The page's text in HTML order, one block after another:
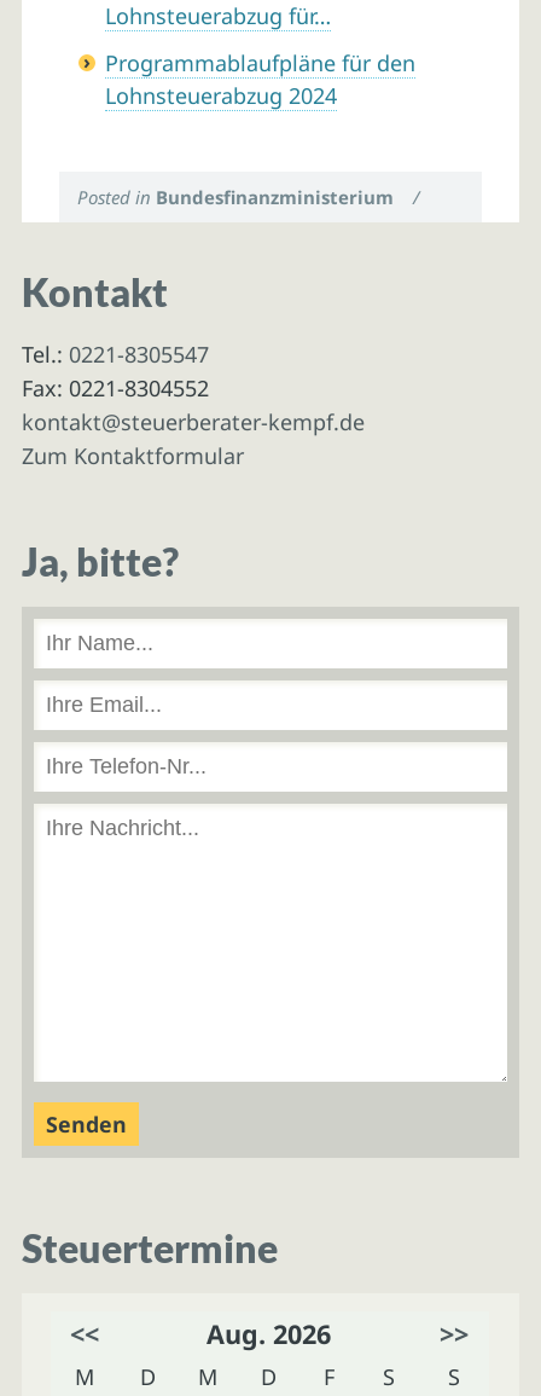
Lohnsteuerabzug für…
Programmablaufpläne für den
Lohnsteuerabzug 2024
Posted in Bundesfinanzministerium /
Kontakt
Tel.: 0221-8305547
Fax: 0221-8304552
kontakt@steuerberater-kempf.de
Zum Kontaktformular
Ja, bitte?
Steuertermine
<< Aug. 2026 >>
M D M D F S
S